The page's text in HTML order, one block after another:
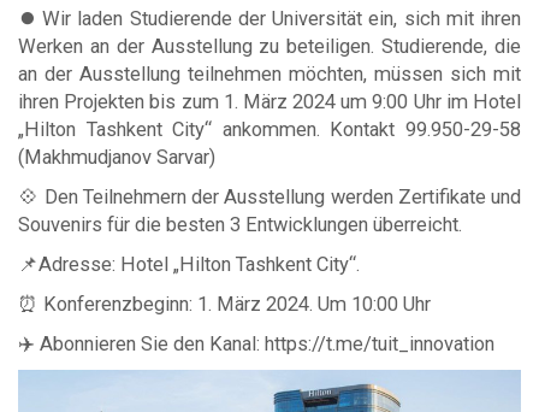
⏺ Wir laden Studierende der Universität ein, sich mit ihren
Werken an der Ausstellung zu beteiligen. Studierende, die
an der Ausstellung teilnehmen möchten, müssen sich mit
ihren Projekten bis zum 1. März 2024 um 9:00 Uhr im Hotel
„Hilton Tashkent City“ ankommen. Kontakt 99.950-29-58
(Makhmudjanov Sarvar)
💠 Den Teilnehmern der Ausstellung werden Zertifikate und
Souvenirs für die besten 3 Entwicklungen überreicht.
📌Adresse: Hotel „Hilton Tashkent City“.
⏰ Konferenzbeginn: 1. März 2024. Um 10:00 Uhr
✈️ Abonnieren Sie den Kanal: https://t.me/tuit_innovation